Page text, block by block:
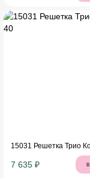
15031 Решетка Трио
7 635 ₽